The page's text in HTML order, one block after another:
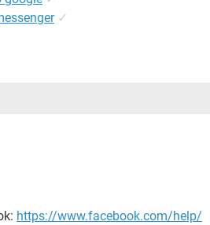
✓
https://www.facebook.com/help/